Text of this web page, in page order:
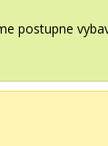
postupne